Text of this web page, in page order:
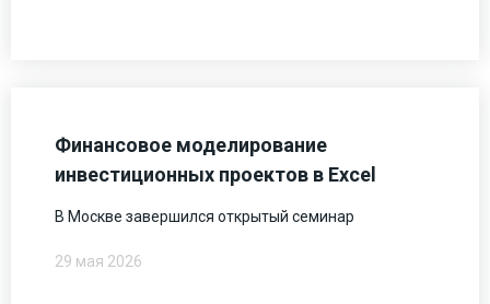
Финансовое моделирование
инвестиционных проектов в Excel
В Москве завершился открытый семинар
29 мая 2026